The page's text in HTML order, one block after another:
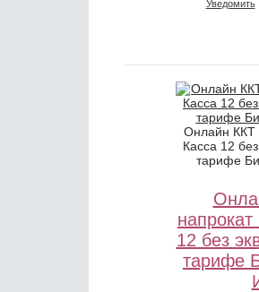
Уведомить
Онлайн ККТ
Касса 12
тарифе
12 без
тарифе